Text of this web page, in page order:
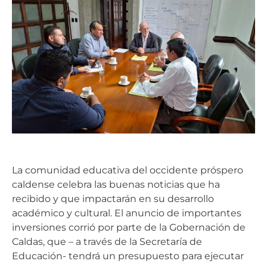
La comunidad educativa del occidente próspero
caldense celebra las buenas noticias que ha
recibido y que impactarán en su desarrollo
académico y cultural. El anuncio de importantes
inversiones corrió por parte de la Gobernación de
Caldas, que – a través de la Secretaría de
Educación- tendrá un presupuesto para ejecutar